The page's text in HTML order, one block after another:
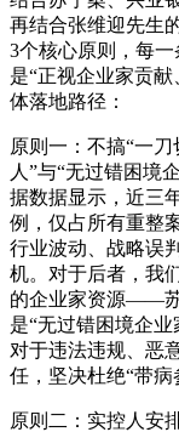
再结合张维迎先生
3个核心原则，每
是“正视企业家贡
体落地路径：
原则一：不搞“一
人”与“无过错困境
据数据显示，近三
例，仅占所有重整
行业波动、战略误
机。对于后者，我
的企业家资源——
是“无过错困境企
对于违法违规、恶
任，坚决杜绝“带病
原则二：实控人安